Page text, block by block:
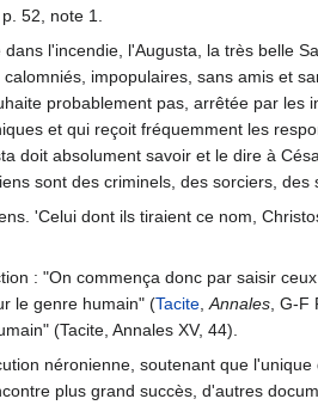
52, note 1.
l'incendie, l'Augusta, la très belle
impopulaires, sans amis et
probablement pas, arrêtée par
et qui reçoit fréquemment les
doit absolument savoir et le dire à
sont des criminels, des sorciers, des
'Celui dont ils tiraient ce nom,
: "On commença donc par saisir
le genre humain" (Tacite Annales , G-
(Tacite, Annales XV, 44).
néronienne, soutenant que
plus grand succès, d'autres